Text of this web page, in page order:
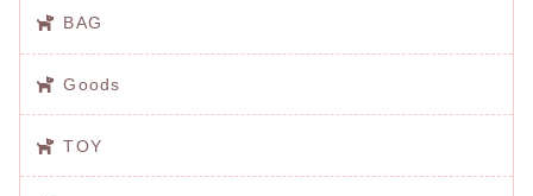
BAG
Goods
TOY